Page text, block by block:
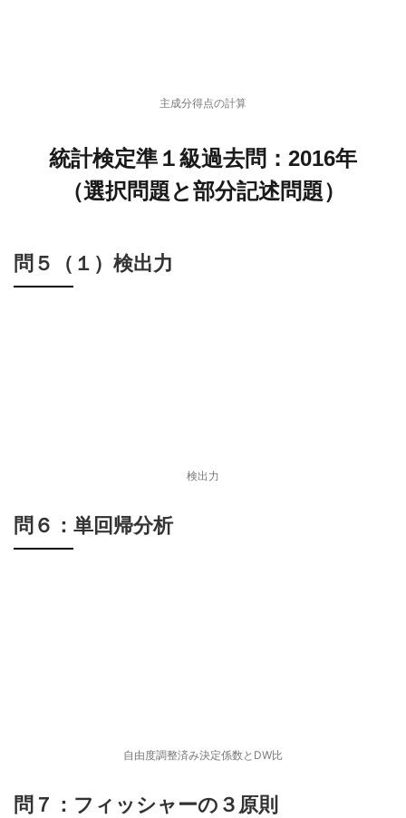
主成分得点の計算
統計検定準１級過去問：2016年
（選択問題と部分記述問題）
問５（１）検出力
検出力
問６：単回帰分析
自由度調整済み決定係数とDW比
問７：フィッシャーの３原則